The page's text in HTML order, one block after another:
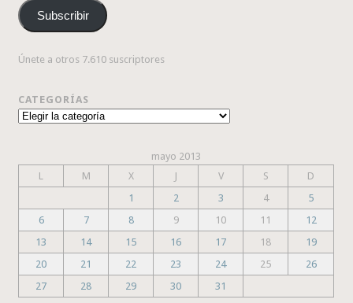
correo
electrónico
Subscribir
Únete a otros 7.610 suscriptores
CATEGORÍAS
Categorías
mayo 2013
L
M X J V S
D
1
2 3 4
5
6
7 8 9 10 11
12
13
14 15 16 17 18
19
20
21 22 23 24 25
26
27
28 29 30 31